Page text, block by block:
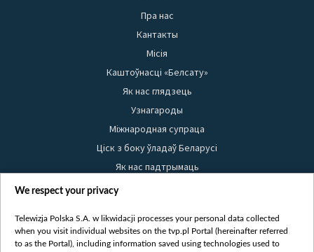
Пра нас
Кантакты
Місія
Каштоўнасці «Белсату»
Як нас глядзець
Узнагароды
Міжнародная супраца
Ціск з боку ўладаў Беларусі
Як нас падтрымаць
Правілы выкарыстання матэрыялаў
Бяспека
Youtube
We respect your privacy
Telewizja Polska S.A. w likwidacji processes your personal data collected
when you visit individual websites on the tvp.pl Portal (hereinafter referred
to as the Portal), including information saved using technologies used to